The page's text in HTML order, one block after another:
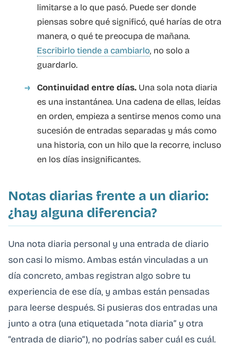
limitarse a lo que pasó. Puede ser donde
piensas sobre qué significó, qué harías de otra
manera, o qué te preocupa de mañana.
Escribirlo tiende a cambiarlo, no solo a
guardarlo.
Continuidad entre días. Una sola nota diaria
es una instantánea. Una cadena de ellas, leídas
en orden, empieza a sentirse menos como una
sucesión de entradas separadas y más como
una historia, con un hilo que la recorre, incluso
en los días insignificantes.
Notas diarias frente a un diario:
¿hay alguna diferencia?
Una nota diaria personal y una entrada de diario
son casi lo mismo. Ambas están vinculadas a un
día concreto, ambas registran algo sobre tu
experiencia de ese día, y ambas están pensadas
para leerse después. Si pusieras dos entradas una
junto a otra (una etiquetada “nota diaria” y otra
“entrada de diario”), no podrías saber cuál es cuál.